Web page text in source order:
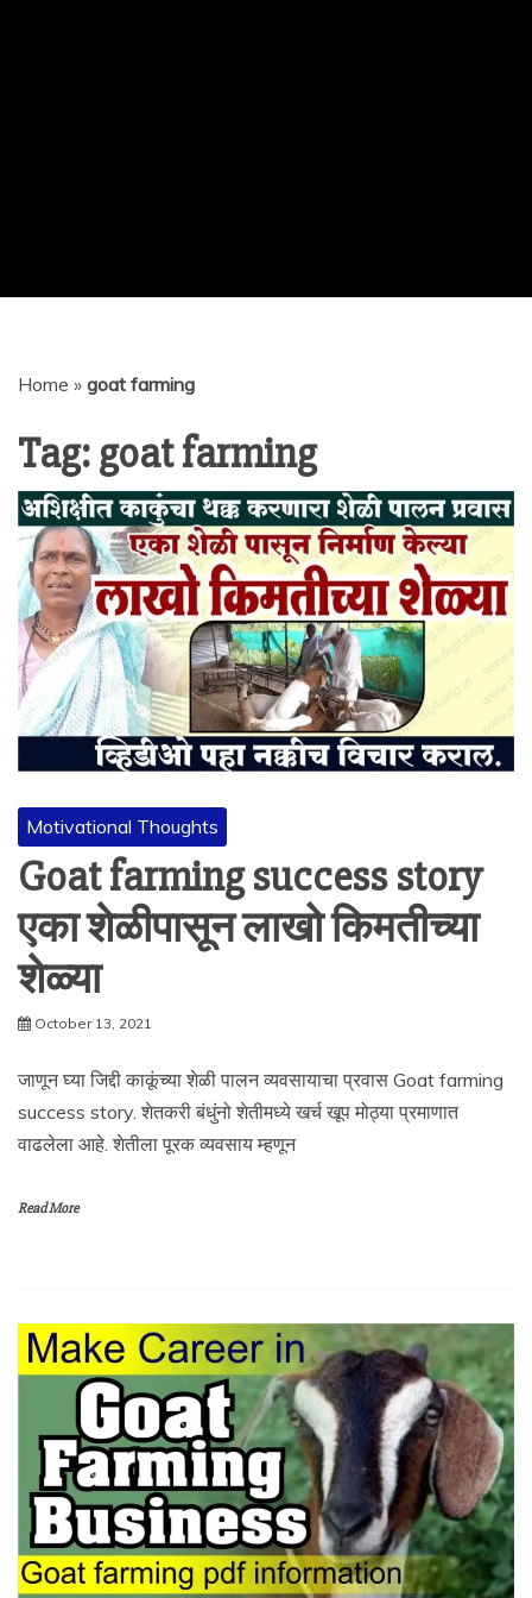
Home » goat farming
Tag:goat farming
Motivational Thoughts
Goat farming success story
एका शेळीपासून लाखो किमतीच्या
शेळ्या
October 13, 2021
जाणून घ्या जिद्दी काकूंच्या शेळी पालन व्यवसायाचा प्रवास Goat farming
success story. शेतकरी बंधुंनो शेतीमध्ये खर्च खूप मोठ्या प्रमाणात
वाढलेला आहे. शेतीला पूरक व्यवसाय म्हणून
Read More